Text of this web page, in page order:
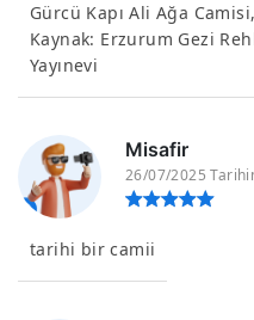
Gürcü Kapı Ali Ağa
Kaynak: Erzurum Gezi
Yayınevi
Misafir
26/07/2025
tarihi bir camii